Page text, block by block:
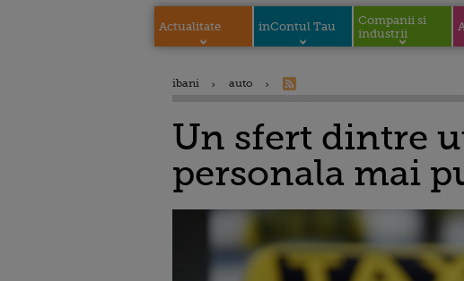
Actualitate inContul Tau
Companii si
industrii
ibani auto
Un sfert dintre
personala mai